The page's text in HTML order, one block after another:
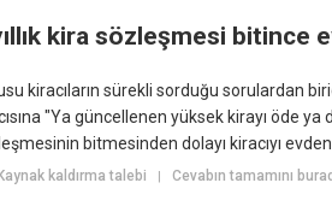
kira sözleşmesi bitince
kiracıların sürekli sorduğu sorulardan
"Ya güncellenen yüksek kirayı öde
bitmesinden dolayı kiracıyı
Kaynak kaldırma talebi | Cevabın tamamını